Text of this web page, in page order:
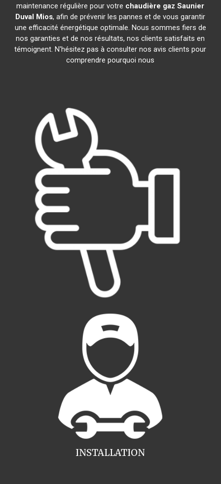
maintenance régulière pour votre chaudière gaz Saunier
Duval Mios, afin de prévenir les pannes et de vous garantir
une efficacité énergétique optimale. Nous sommes fiers de
nos garanties et de nos résultats, nos clients satisfaits en
témoignent. N'hésitez pas à consulter nos avis clients pour
comprendre pourquoi nous
INSTALLATION